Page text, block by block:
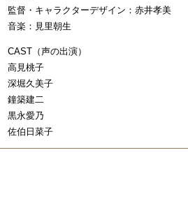
監督・キャラクターデザイン：赤井孝美
音楽：見里朝生
CAST（声の出演）
高見桃子
深堀久美子
鐘築建二
黒永愛乃
佐伯日菜子